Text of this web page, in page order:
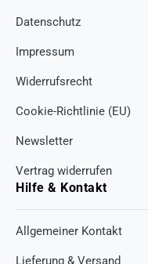
Datenschutz
Impressum
Widerrufsrecht
Cookie-Richtlinie (EU)
Newsletter
Vertrag widerrufen
Hilfe & Kontakt
Allgemeiner Kontakt
Lieferung & Versand